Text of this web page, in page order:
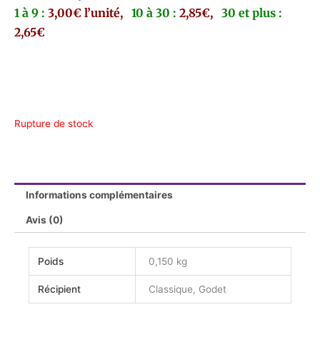
1 à 9 : 3,00€ l’unité, 10 à 30 : 2,85€, 30 et plus :
2,65€
Rupture de stock
Informations complémentaires
Avis (0)
Poids 0,150 kg
Récipient Classique, Godet